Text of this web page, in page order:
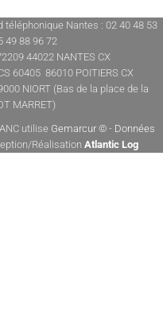
téléphonique Nantes : 02 40 48 53
49 88 96 72
44022 NANTES CX
60405 86010 POITIERS CX
NIORT (Bas de la place de la
MARRET)
utilise Gemarcur © - Données
Réalisation Atlantic Log